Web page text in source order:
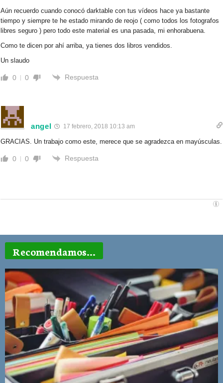
Aún recuerdo cuando conocó darktable con tus vídeos hace ya bastante
tiempo y siempre te he estado mirando de reojo ( como todos los fotografos
libres seguro ) pero todo este material es una pasada, mi enhorabuena.
Como te dicen por ahí arriba, ya tienes dos libros vendidos.
Un slaudo
0 0 Respuesta
angel 17 febrero, 2018 10:13 am
GRACIAS. Un trabajo como este, merece que se agradezca en mayúsculas.
0 0 Respuesta
Recomendamos...